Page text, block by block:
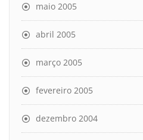
maio 2005
abril 2005
março 2005
fevereiro 2005
dezembro 2004